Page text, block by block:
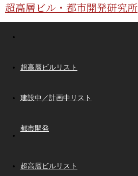
超高層ビル・都市開発研究所
超高層ビルリスト
建設中／計画中リスト
都市開発
超高層ビルリスト